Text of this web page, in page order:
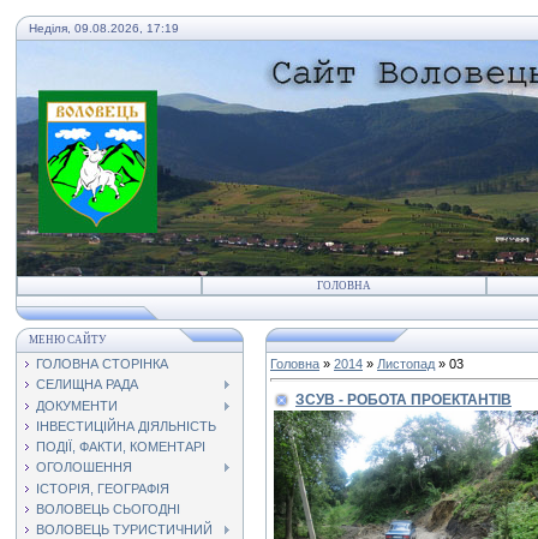
Неділя, 09.08.2026, 17:19
ГОЛОВНА
МЕНЮ САЙТУ
ГОЛОВНА СТОРІНКА
СЕЛИЩНА РАДА
ДОКУМЕНТИ
ІНВЕСТИЦІЙНА ДІЯЛЬНІСТЬ
ПОДІЇ, ФАКТИ, КОМЕНТАРІ
ОГОЛОШЕННЯ
ІСТОРІЯ, ГЕОГРАФІЯ
ВОЛОВЕЦЬ СЬОГОДНІ
ВОЛОВЕЦЬ ТУРИСТИЧНИЙ
Головна » 2014 » Листопад » 03
ЗСУВ - РОБОТА ПРОЕКТАНТІВ